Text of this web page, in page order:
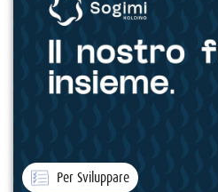
Per Sviluppare